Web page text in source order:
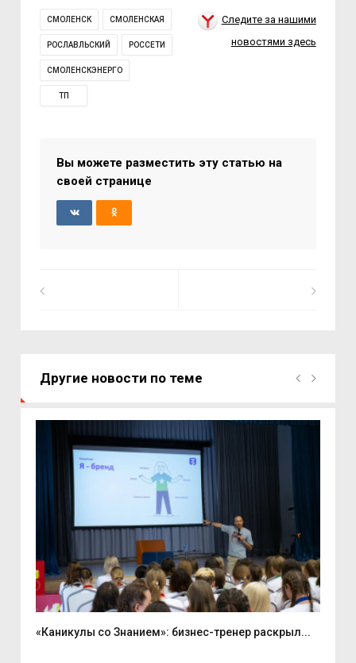
СМОЛЕНСК СМОЛЕНСКАЯ
РОСЛАВЛЬСКИЙ РОССЕТИ
СМОЛЕНСКЭНЕРГО
Следите за нашими
новостями здесь
Вы можете разместить эту статью на
своей странице
Другие новости по теме
«Каникулы со Знанием»: бизнес-тренер раскрыл...